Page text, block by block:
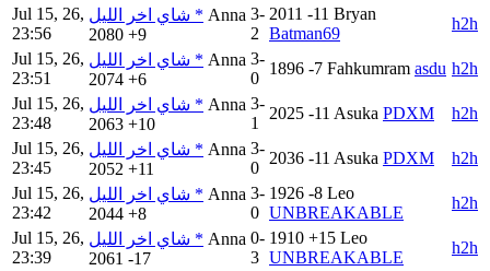
Jul 15, 26,
23:56
شاي اخر الليل * Anna
2080 +9
3-
2
2011 -11 Bryan
Batman69
h2h
Jul 15, 26,
23:51
شاي اخر الليل * Anna
2074 +6
3-
0
1896 -7 Fahkumram asdu h2h
Jul 15, 26,
23:48
شاي اخر الليل * Anna
2063 +10
3-
1
2025 -11 Asuka PDXM
h2h
Jul 15, 26,
23:45
شاي اخر الليل * Anna
2052 +11
3-
0
2036 -11 Asuka PDXM
h2h
Jul 15, 26,
23:42
شاي اخر الليل * Anna
2044 +8
3-
0
1926 -8 Leo
UNBREAKABLE
h2h
Jul 15, 26,
23:39
شاي اخر الليل * Anna
2061 -17
0-
3
1910 +15 Leo
UNBREAKABLE
h2h